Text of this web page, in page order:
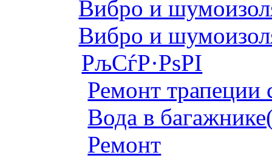
Вибро и
Вибро и
РљСѓР·РѕРІ
Ремонт трапеции
Вода в
Ремонт